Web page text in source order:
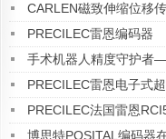
偏航系统中的成功应用
CARLEN磁致伸缩位移
IP68 Analog系列
PRECILEC雷恩编码器
手术机器人精度守护者
36mm超薄编码器 在医
的革命性应用
PRECILEC雷恩电子式
任意编程）RCO E01 02
PRECILEC法国雷恩
量型编码器
博思特POSITAL编码器